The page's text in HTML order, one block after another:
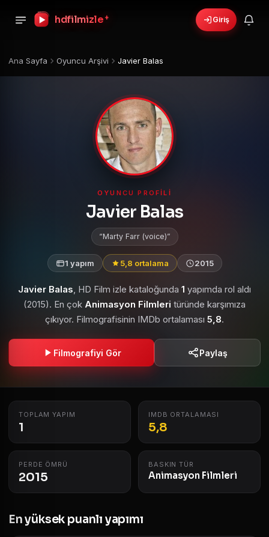
hdfilmizle + Giriş
Ana Sayfa Oyuncu Arşivi Javier Balas
OYUNCU PROFILI
Javier Balas
Marty Farr (voice)
1 yapım 5,8 ortalama 2015
Javier Balas, HD Film izle kataloğunda 1 yapımda rol aldı
(2015). En çok Animasyon Filmleri türünde karşımıza
çıkıyor. Filmografisinin IMDb ortalaması 5,8.
Filmografiyi Gör Paylaş
TOPLAM YAPIM
1
IMDB ORTALAMASI
5,8
PERDE ÖMRÜ
2015
BASKIN TÜR
Animasyon Filmleri
En yüksek puanlı yapımı